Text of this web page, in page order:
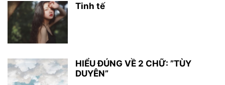
Tinh tế
HIỂU ĐÚNG VỀ 2 CHỮ: ”TÙY
DUYÊN”